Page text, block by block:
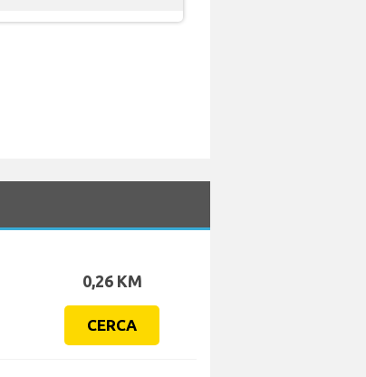
0,26 KM
CERCA